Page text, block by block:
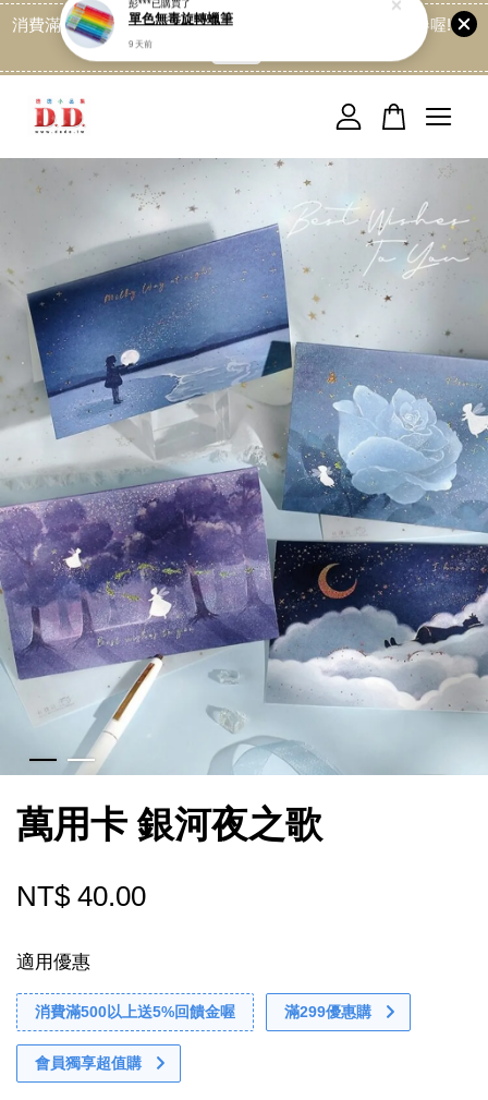
消費滿499免運喔, 記得加LINE:@dede168 領取專屬折扣券喔!
萬用卡 銀河夜之歌
NT$ 40.00
適用優惠
消費滿500以上送5%回饋金喔 滿299優惠購
會員獨享超值購
您的購物車目前還是空的。
繼續購物